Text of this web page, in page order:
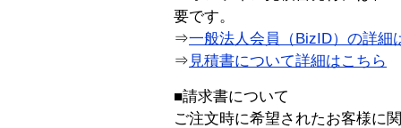
要です。
⇒一般法人会員（BizID）の詳細
⇒ 見積書について詳細はこちら
■請求書について
ご注文時に希望されたお客様に